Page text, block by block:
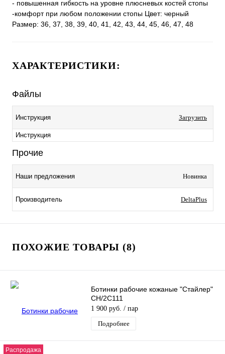
- повышенная гибкость на уровне плюсневых костей стопы
-комфорт при любом положении стопы Цвет: черный
Размер: 36, 37, 38, 39, 40, 41, 42, 43, 44, 45, 46, 47, 48
ХАРАКТЕРИСТИКИ:
Файлы
Инструкция Загрузить
Инструкция
Прочие
Наши предложения Новинка
Производитель DeltaPlus
ПОХОЖИЕ ТОВАРЫ (8)
Ботинки рабочие кожаные "Стайлер"
CH/2C111
1 900 руб. / пар
Подробнее
Распродажа